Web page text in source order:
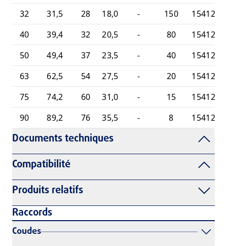
32
31,5 28 18,0 - 150
40
39,4 32 20,5 - 80
50
49,4 37 23,5 - 40
63
62,5 54 27,5 - 20
75
74,2 60 31,0 - 15
90
89,2 76 35,5 - 8
Documents techniques
Compatibilité
Produits relatifs
Raccords
Coudes